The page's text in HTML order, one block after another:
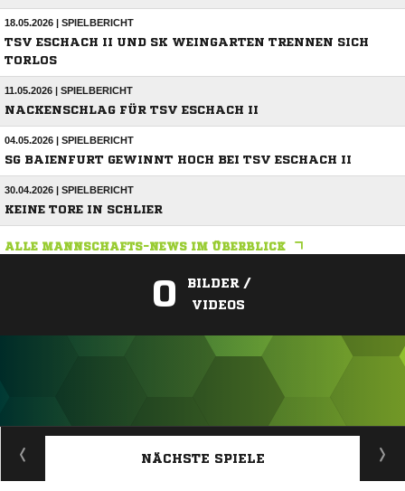
18.05.2026 | SPIELBERICHT
TSV ESCHACH II UND SK WEINGARTEN TRENNEN SICH
TORLOS
11.05.2026 | SPIELBERICHT
NACKENSCHLAG FÜR TSV ESCHACH II
04.05.2026 | SPIELBERICHT
SG BAIENFURT GEWINNT HOCH BEI TSV ESCHACH II
30.04.2026 | SPIELBERICHT
KEINE TORE IN SCHLIER
ALLE MANNSCHAFTS-NEWS IM ÜBERBLICK
0
BILDER /
VIDEOS
ANZEIGE
NÄCHSTE SPIELE